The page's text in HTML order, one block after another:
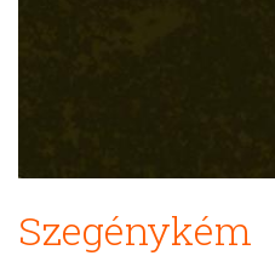
Szegénykém